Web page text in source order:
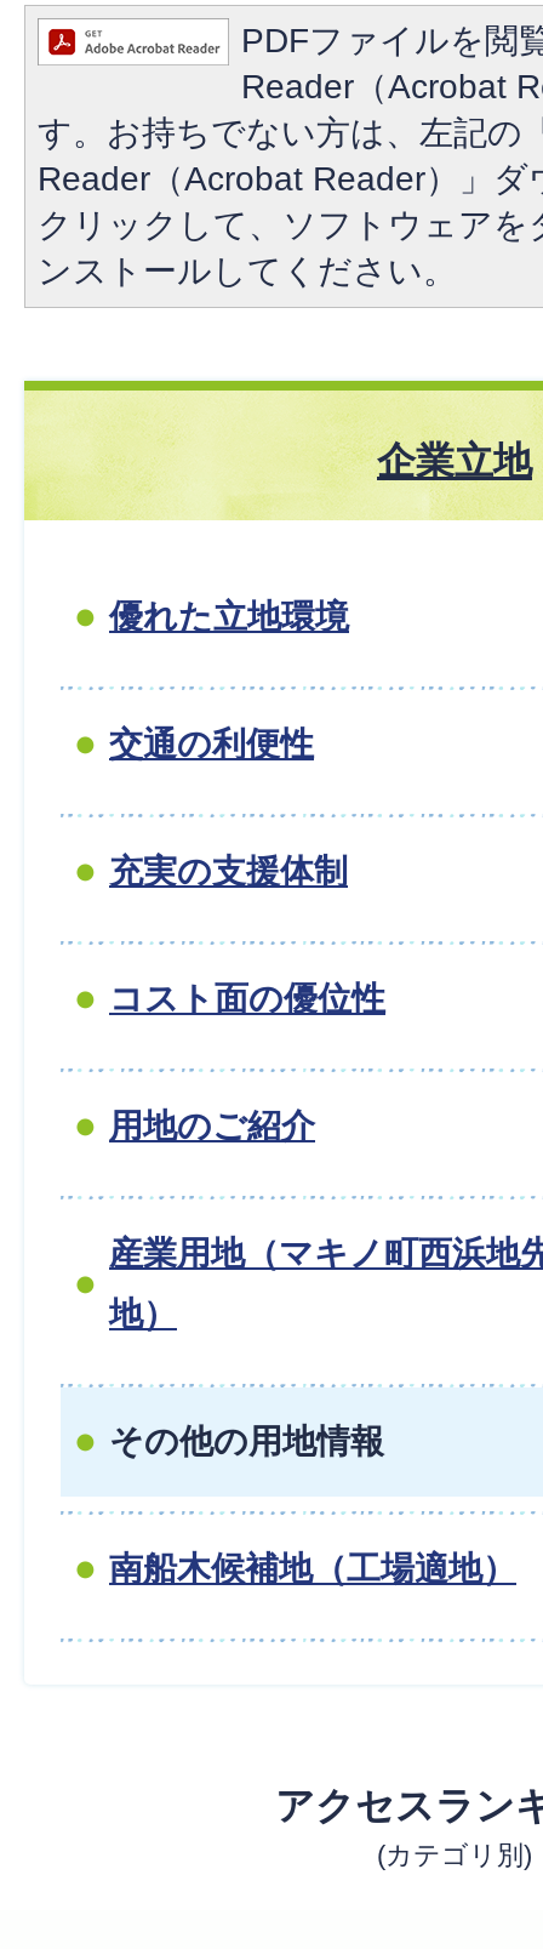
PDFファイルを閲
Reader（Acrobat
す。お持ちでない方は、左記の
Reader（Acrobat Reader）」
クリックして、ソフトウェア
ンストールしてください。
企業立地
優れた立地環境
交通の利便性
充実の支援体制
コスト面の優位性
用地のご紹介
産業用地（マキノ町西浜地
地）
その他の用地情報
南船木候補地（工場適地）
アクセスラン
(カテゴリ別)